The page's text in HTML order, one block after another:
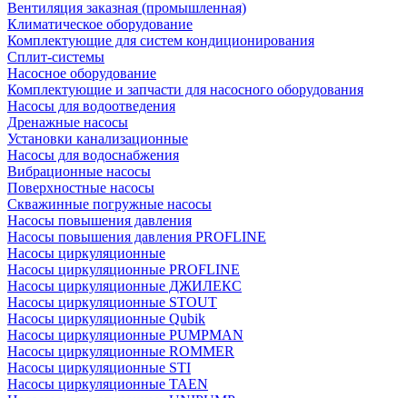
Вентиляция заказная (промышленная)
Климатическое оборудование
Комплектующие для систем кондиционирования
Сплит-системы
Насосное оборудование
Комплектующие и запчасти для насосного оборудования
Насосы для водоотведения
Дренажные насосы
Установки канализационные
Насосы для водоснабжения
Вибрационные насосы
Поверхностные насосы
Скважинные погружные насосы
Насосы повышения давления
Насосы повышения давления PROFLINE
Насосы циркуляционные
Насосы циркуляционные PROFLINE
Насосы циркуляционные ДЖИЛЕКС
Насосы циркуляционные STOUT
Насосы циркуляционные Qubik
Насосы циркуляционные PUMPMAN
Насосы циркуляционные ROMMER
Насосы циркуляционные STI
Насосы циркуляционные TAEN